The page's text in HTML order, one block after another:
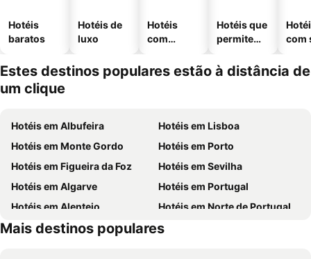
Hotéis
baratos
Hotéis de
luxo
Hotéis
com
Hotéis que
permitem
com
Estes destinos populares estão à distância de
um clique
Hotéis em Albufeira
Hotéis em Lisboa
Hotéis em Monte Gordo
Hotéis em Porto
Hotéis em Figueira da Foz
Hotéis em Sevilha
Hotéis em Algarve
Hotéis em Portugal
Hotéis em Alentejo
Hotéis em Norte de Portugal
Hotéis em Madeira
Hotéis em Espanha
Mais destinos populares